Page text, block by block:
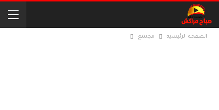
الصفحة الرئيسية مجتمع